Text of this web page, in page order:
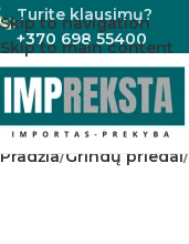
Skip to navigation
Skip to main content
Turite klausimų?
+370 698 55400
Pradžia Grindų priedai